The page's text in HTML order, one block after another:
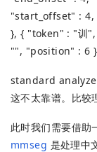
"start_offset" :
}, { "token" : "训
"", "position" : 6
standard
这不太靠谱。比较
此时我们需要借助
mmseg 是处理中